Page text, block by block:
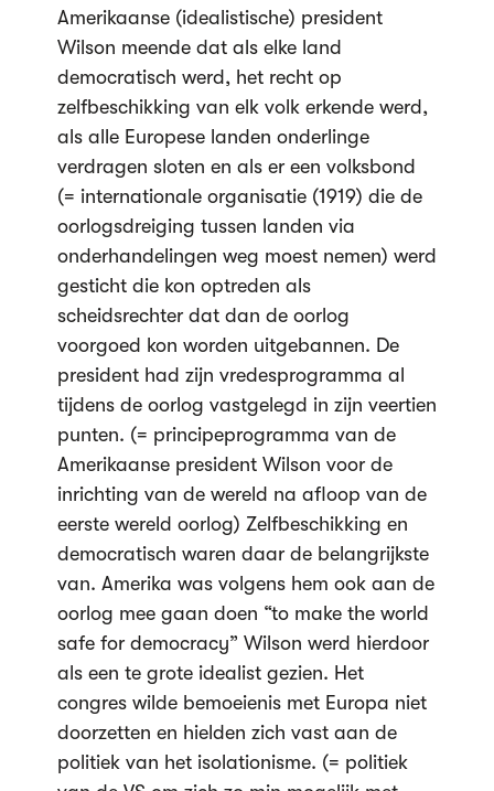
Amerikaanse (idealistische) president
Wilson meende dat als elke land
democratisch werd, het recht op
zelfbeschikking van elk volk erkende werd,
als alle Europese landen onderlinge
verdragen sloten en als er een volksbond
(= internationale organisatie (1919) die de
oorlogsdreiging tussen landen via
onderhandelingen weg moest nemen) werd
gesticht die kon optreden als
scheidsrechter dat dan de oorlog
voorgoed kon worden uitgebannen. De
president had zijn vredesprogramma al
tijdens de oorlog vastgelegd in zijn veertien
punten. (= principeprogramma van de
Amerikaanse president Wilson voor de
inrichting van de wereld na afloop van de
eerste wereld oorlog) Zelfbeschikking en
democratisch waren daar de belangrijkste
van. Amerika was volgens hem ook aan de
oorlog mee gaan doen “to make the world
safe for democracy” Wilson werd hierdoor
als een te grote idealist gezien. Het
congres wilde bemoeienis met Europa niet
doorzetten en hielden zich vast aan de
politiek van het isolationisme. (= politiek